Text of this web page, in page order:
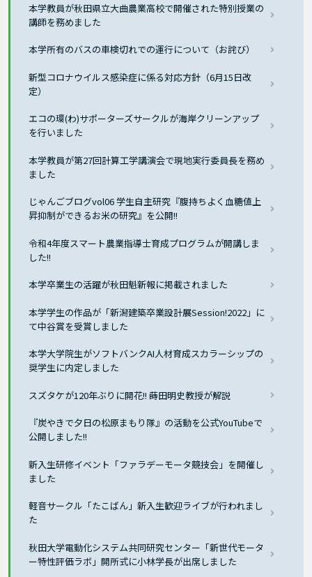
本学教員が秋田県立大曲農業高校で開催された特別授業の
講師を務めました
本学所有のバスの車検切れでの運行について（お詫び）
新型コロナウイルス感染症に係る対応方針（6月15日改
定）
エコの環(わ)サポーターズサークルが海岸クリーンアップ
を行いました
本学教員が第27回計算工学講演会で現地実行委員長を務め
ました
じゃんごブログvol06 学生自主研究『腹持ちよく血糖値上
昇抑制ができるお米の研究』を公開!!
令和4年度スマート農業指導士育成プログラムが開講しま
した!!
本学卒業生の活躍が秋田魁新報に掲載されました
本学学生の作品が「新潟建築卒業設計展Session!2022」に
て中谷賞を受賞しました
本学大学院生がソフトバンクAI人材育成スカラーシップの
奨学生に内定しました
スズタケが120年ぶりに開花!! 蒔田明史教授が解説
『炭やきで夕日の松原まもり隊』の活動を公式YouTubeで
公開しました!!
新入生研修イベント「ファラデーモータ競技会」を開催し
ました
軽音サークル「たこばん」新入生歓迎ライブが行われまし
た
秋田大学電動化システム共同研究センター「新世代モータ
ー特性評価ラボ」開所式に小林学長が出席しました